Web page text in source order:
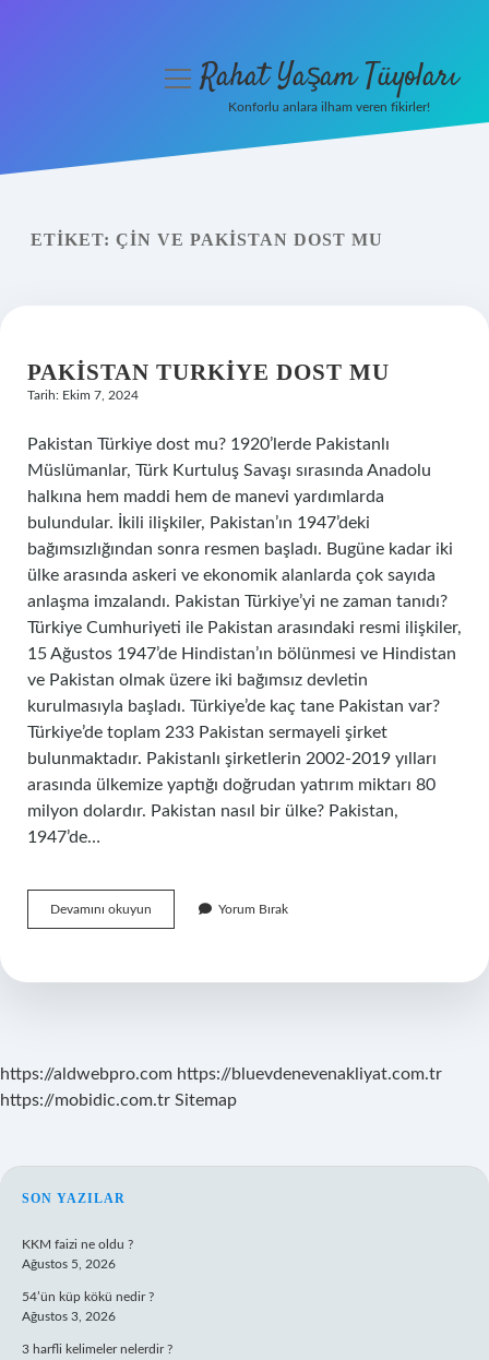
Yasal Uyarı
menüyüRahat Yaşam Tüyoları
Konforlu anlara ilham veren fikirler!
ETIKET: ÇIN VE PAKISTAN DOST MU
PAKISTAN TURKIYE DOST MU
Tarih: Ekim 7, 2024
Pakistan Türkiye dost mu? 1920’lerde Pakistanlı
Müslümanlar, Türk Kurtuluş Savaşı sırasında Anadolu
halkına hem maddi hem de manevi yardımlarda
bulundular. İkili ilişkiler, Pakistan’ın 1947’deki
bağımsızlığından sonra resmen başladı. Bugüne kadar iki
ülke arasında askeri ve ekonomik alanlarda çok sayıda
anlaşma imzalandı. Pakistan Türkiye’yi ne zaman tanıdı?
Türkiye Cumhuriyeti ile Pakistan arasındaki resmi ilişkiler,
15 Ağustos 1947’de Hindistan’ın bölünmesi ve Hindistan
ve Pakistan olmak üzere iki bağımsız devletin
kurulmasıyla başladı. Türkiye’de kaç tane Pakistan var?
Türkiye’de toplam 233 Pakistan sermayeli şirket
bulunmaktadır. Pakistanlı şirketlerin 2002-2019 yılları
arasında ülkemize yaptığı doğrudan yatırım miktarı 80
milyon dolardır. Pakistan nasıl bir ülke? Pakistan,
1947’de…
Devamını okuyun
Turkiye
Yorum Bırak
https://aldwebpro.com https://bluevdenevenakliyat.com.tr
https://mobidic.com.tr Sitemap
SIDEBAR
SON YAZILAR
KKM faizi ne oldu ?
Ağustos 5, 2026
54’ün küp kökü nedir ?
Ağustos 3, 2026
3 harfli kelimeler nelerdir ?